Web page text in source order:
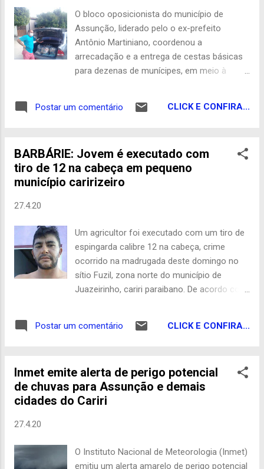
Coxixola e Boqueirão. De Olho no Cariri
O bloco oposicionista do município de
Assunção, liderado pelo o ex-prefeito
Antônio Martiniano, coordenou a
arrecadação e a entrega de cestas básicas
para dezenas de munícipes, em meio à
com o apoio de vários amigos, e alguns
a colaboração de voluntários na confecção
e distribuição das mesmas. Foi realizada
uma triagem das pessoas que mais
agradecem a receptividade dos moradores
assunçãoenses e ao mesmo tempo se
solidarizam com o momento o qual
estamos vivenciando. Redação
Postar um comentário CLICK E CONFIRA...
BARBÁRIE: Jovem é executado com
tiro de 12 na cabeça em pequeno
município caririzeiro
27.4.20
Um agricultor foi executado com um tiro de
espingarda calibre 12 na cabeça, crime
ocorrido na madrugada deste domingo no
sítio Fuzil, zona norte do município de
Juazeirinho, cariri paraibano. De acordo com
residência, com a mulher e um casal de
ferro, e o executaram. A esposa do
agricultor disse que os assassinos estavam
de cara limpa e que seu marido ainda
tempo. Quando os peritos do Instituto de
Postar um comentário CLICK E CONFIRA...
Inmet emite alerta de perigo potencial
de chuvas para Assunção e demais
cidades do Cariri
27.4.20
O Instituto Nacional de Meteorologia (Inmet)
emitiu um alerta amarelo de perigo potencial